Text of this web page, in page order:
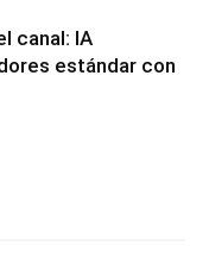
canal: IA
estándar con